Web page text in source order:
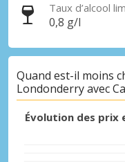
Promotions
seul endroit
Taux d’alcool
0,8 g/l
Quand est-il moins
Londonderry avec
Évolution des prix